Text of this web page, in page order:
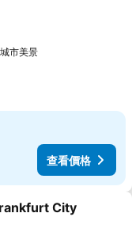
愛
市美景
查看價格
愛
City